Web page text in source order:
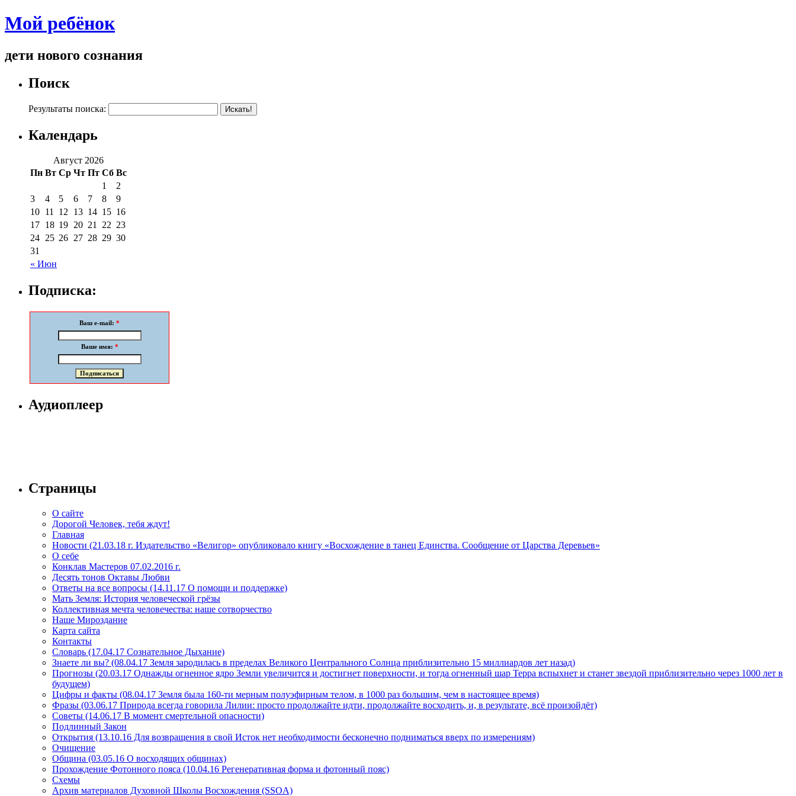
Мой ребёнок
дети нового сознания
Поиск
Результаты поиска:
Календарь
Август 2026
Пн Вт Ср Чт Пт Сб Вс
« Июн
1
2
3
4 5 6 7 8
9
10 11 12 13 14 15 16
17 18 19 20 21 22 23
24 25 26 27 28 29 30
31
Подписка:
Ваш e-mail: *
Ваше имя: *
Аудиоплеер
Страницы
О сайте
Дорогой Человек, тебя ждут!
Главная
Новости (21.03.18 г. Издательство «Велигор» опубликовало книгу «Восхождение в танец Единства. Сообщение от Царства Деревьев»
О себе
Конклав Мастеров 07.02.2016 г.
Десять тонов Октавы Любви
Ответы на все вопросы (14.11.17 О помощи и поддержке)
Мать Земля: История человеческой грёзы
Коллективная мечта человечества: наше сотворчество
Наше Мироздание
Карта сайта
Контакты
Словарь (17.04.17 Сознательное Дыхание)
Знаете ли вы? (08.04.17 Земля зародилась в пределах Великого Центрального Солнца приблизительно 15 миллиардов лет назад)
Прогнозы (20.03.17 Однажды огненное ядро Земли увеличится и достигнет поверхности, и тогда огненный шар Терра вспыхнет и станет звездой приблизительно через 1000 лет в
будущем)
Цифры и факты (08.04.17 Земля была 160-ти мерным полуэфирным телом, в 1000 раз большим, чем в настоящее время)
Фразы (03.06.17 Природа всегда говорила Лилии: просто продолжайте идти, продолжайте восходить, и, в результате, всё произойдёт)
Советы (14.06.17 В момент смертельной опасности)
Подлинный Закон
Открытия (13.10.16 Для возвращения в свой Исток нет необходимости бесконечно подниматься вверх по измерениям)
Очищение
Община (03.05.16 О восходящих общинах)
Прохождение Фотонного пояса (10.04.16 Регенеративная форма и фотонный пояс)
Схемы
Архив материалов Духовной Школы Восхождения (SSOA)